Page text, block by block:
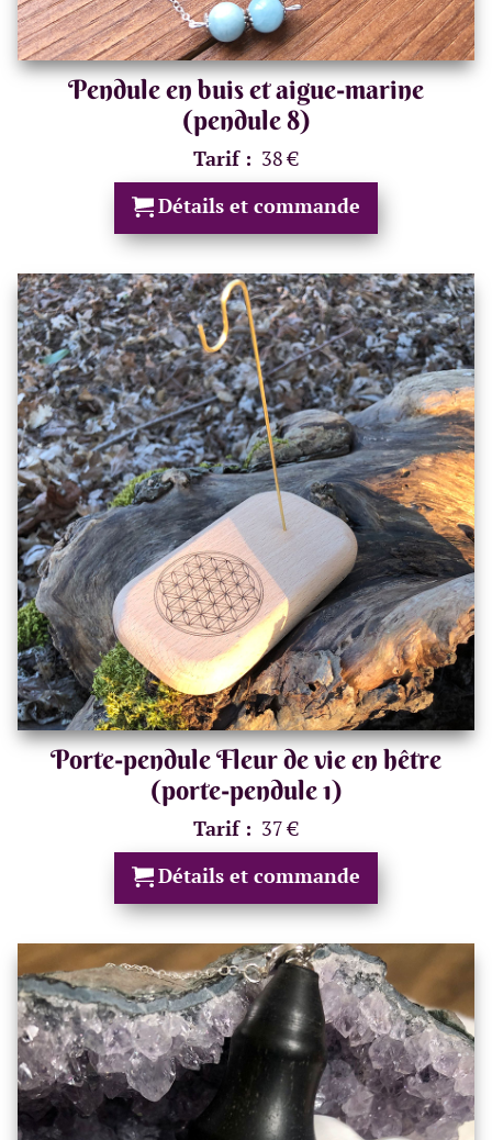
Pendule en buis et aigue-marine
(pendule 8)
Tarif : 38 €
Détails et commande
Porte-pendule Fleur de vie en hêtre
(porte-pendule 1)
Tarif : 37 €
Détails et commande